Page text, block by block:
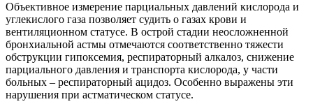
Объективное измерение парциальных давлений кислорода и
углекислого газа позволяет судить о газах крови и
вентиляционном статусе. В острой стадии неосложненной
бронхиальной астмы отмечаются соответственно тяжести
обструкции гипоксемия, респираторный алкалоз, снижение
парциального давления и транспорта кислорода, у части
больных – респираторный ацидоз. Особенно выражены эти
нарушения при астматическом статусе.